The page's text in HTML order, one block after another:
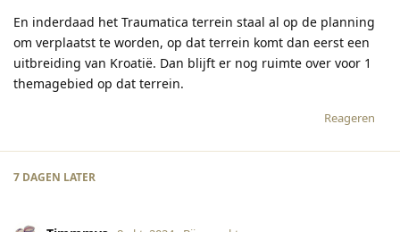
En inderdaad het Traumatica terrein staal al op de planning
om verplaatst te worden, op dat terrein komt dan eerst een
uitbreiding van Kroatië. Dan blijft er nog ruimte over voor 1
themagebied op dat terrein.
Reageren
7 DAGEN LATER